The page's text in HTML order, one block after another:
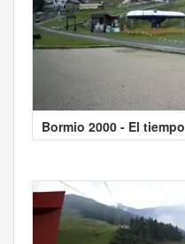
Bormio 2000 - El tiempo